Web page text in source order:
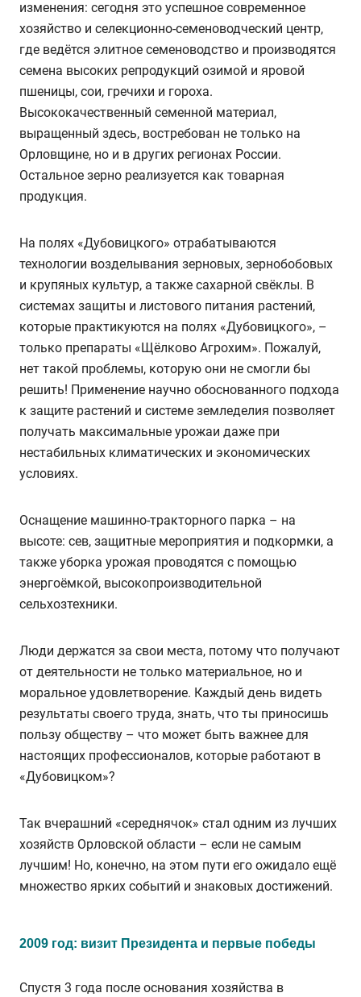
изменения: сегодня это успешное современное
хозяйство и селекционно-семеноводческий центр,
где ведётся элитное семеноводство и производятся
семена высоких репродукций озимой и яровой
пшеницы, сои, гречихи и гороха.
Высококачественный семенной материал,
выращенный здесь, востребован не только на
Орловщине, но и в других регионах России.
Остальное зерно реализуется как товарная
продукция.
На полях «Дубовицкого» отрабатываются
технологии возделывания зерновых, зернобобовых
и крупяных культур, а также сахарной свёклы. В
системах защиты и листового питания растений,
которые практикуются на полях «Дубовицкого», –
только препараты «Щёлково Агрохим». Пожалуй,
нет такой проблемы, которую они не смогли бы
решить! Применение научно обоснованного подхода
к защите растений и системе земледелия позволяет
получать максимальные урожаи даже при
нестабильных климатических и экономических
условиях.
Оснащение машинно-тракторного парка – на
высоте: сев, защитные мероприятия и подкормки, а
также уборка урожая проводятся с помощью
энергоёмкой, высокопроизводительной
сельхозтехники.
Люди держатся за свои места, потому что получают
от деятельности не только материальное, но и
моральное удовлетворение. Каждый день видеть
результаты своего труда, знать, что ты приносишь
пользу обществу – что может быть важнее для
настоящих профессионалов, которые работают в
«Дубовицком»?
Так вчерашний «середнячок» стал одним из лучших
хозяйств Орловской области – если не самым
лучшим! Но, конечно, на этом пути его ожидало ещё
множество ярких событий и знаковых достижений.
2009 год: визит Президента и первые победы
Спустя 3 года после основания хозяйства в